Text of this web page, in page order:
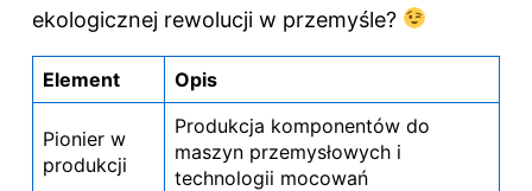
ekologicznej rewolucji w przemyśle?
Element Opis
Pionier w
produkcji
Produkcja komponentów do
maszyn przemysłowych i
technologii mocowań